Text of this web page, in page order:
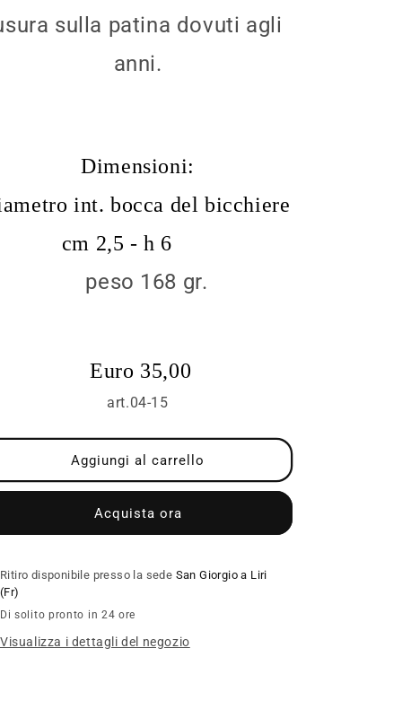
sulla patina dovuti agli
anni.
Dimensioni:
int. bocca del bicchiere
cm 2,5 - h 6
peso 168 gr.
Euro 35,00
art.04-15
Aggiungi al carrello
Acquista ora
Ritiro disponibile presso la sede San Giorgio a Liri
(Fr)
Di solito pronto in 24 ore
Visualizza i dettagli del negozio